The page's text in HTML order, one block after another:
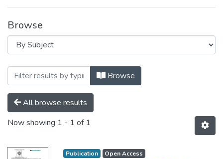
Browse
Browsing Патенты / Авторские
Browse
All browse results
Now showing 1 - 1 of 1
Publication Open Access